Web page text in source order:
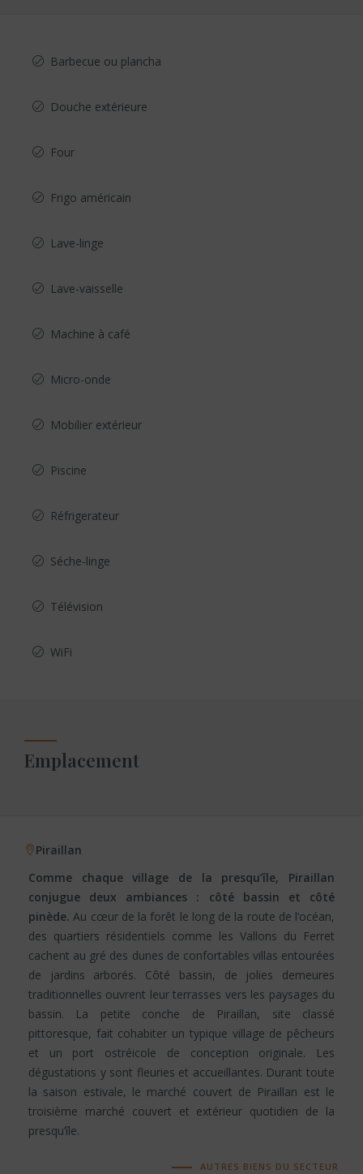
Barbecue ou plancha
Douche extérieure
Four
Frigo américain
Lave-linge
Lave-vaisselle
Machine à café
Micro-onde
Mobilier extérieur
Piscine
Réfrigerateur
Séche-linge
Télévision
WiFi
Emplacement
Piraillan
Comme chaque village de la presqu’île, Piraillan
conjugue deux ambiances : côté bassin et côté
pinède. Au cœur de la forêt le long de la route de l’océan,
des quartiers résidentiels comme les Vallons du Ferret
cachent au gré des dunes de confortables villas entourées
de jardins arborés. Côté bassin, de jolies demeures
traditionnelles ouvrent leur terrasses vers les paysages du
bassin. La petite conche de Piraillan, site classé
pittoresque, fait cohabiter un typique village de pêcheurs
et un port ostréicole de conception originale. Les
dégustations y sont fleuries et accueillantes. Durant toute
la saison estivale, le marché couvert de Piraillan est le
troisième marché couvert et extérieur quotidien de la
presqu’île.
AUTRES BIENS DU SECTEUR